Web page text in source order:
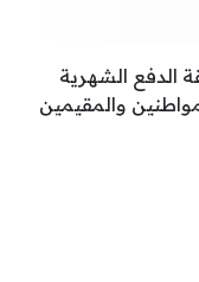
الشهرية
والمقيمين